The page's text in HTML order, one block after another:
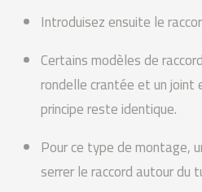
Introduisez ensuite le
Certains modèles de
rondelle crantée et un joint
principe reste identique.
Pour ce type de montage,
serrer le raccord autour du